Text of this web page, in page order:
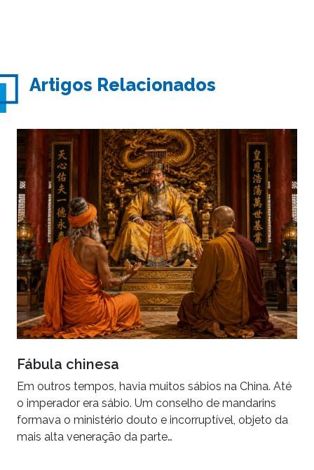
Artigos Relacionados
Fábula chinesa
Em outros tempos, havia muitos sábios na China. Até
o imperador era sábio. Um conselho de mandarins
formava o ministério douto e incorruptível, objeto da
mais alta veneração da parte…